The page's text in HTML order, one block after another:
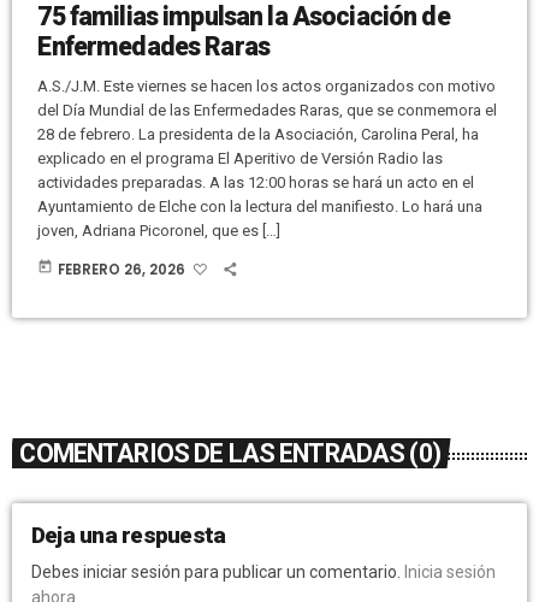
75 familias impulsan la Asociación de
Enfermedades Raras
A.S./J.M. Este viernes se hacen los actos organizados con motivo
del Día Mundial de las Enfermedades Raras, que se conmemora el
28 de febrero. La presidenta de la Asociación, Carolina Peral, ha
explicado en el programa El Aperitivo de Versión Radio las
actividades preparadas. A las 12:00 horas se hará un acto en el
Ayuntamiento de Elche con la lectura del manifiesto. Lo hará una
joven, Adriana Picoronel, que es […]
today FEBRERO 26, 2026
COMENTARIOS DE LAS ENTRADAS (0)
Deja una respuesta
Debes iniciar sesión para publicar un comentario. Inicia sesión
ahora